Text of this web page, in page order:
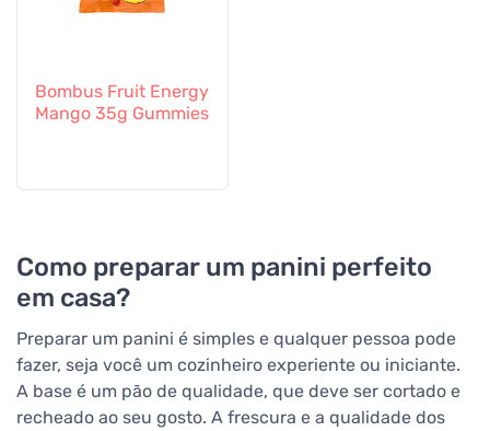
Bombus Fruit Energy
Mango 35g Gummies
Como preparar um panini perfeito
em casa?
Preparar um panini é simples e qualquer pessoa pode
fazer, seja você um cozinheiro experiente ou iniciante.
A base é um pão de qualidade, que deve ser cortado e
recheado ao seu gosto. A frescura e a qualidade dos